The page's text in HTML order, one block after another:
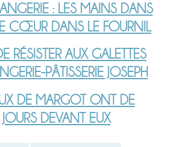
: LES MAINS DANS
CŒUR DANS LE FOURNIL
RÉSISTER AUX GALETTES
PÂTISSERIE JOSEPH
DE MARGOT ONT DE
DEVANT EUX